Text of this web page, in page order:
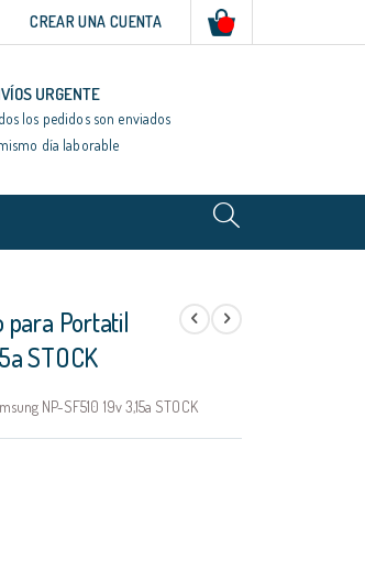
CREAR UNA CUENTA
URGENTE
los pedidos son enviados
día laborable
para Portatil
STOCK
NP-SF510 19v 3,15a STOCK